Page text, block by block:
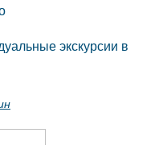
экскурсии в